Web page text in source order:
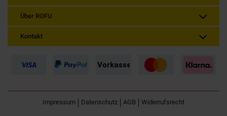
Über ROFU
Kontakt
Impressum Datenschutz AGB Widerrufsrecht